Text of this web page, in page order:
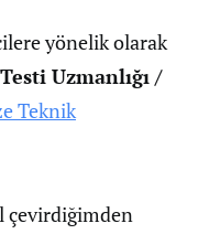
yönelik olarak
Uzmanlığı /
Teknik
çevirdiğimden